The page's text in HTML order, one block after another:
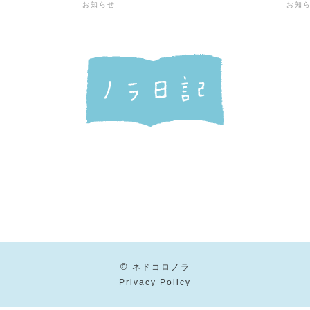
お知らせ お知
© ネドコロノラ
Privacy Policy